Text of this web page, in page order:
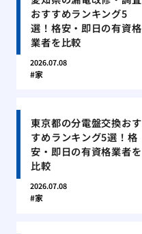
おすすめランキング5
選！格安・即日の有資格
業者を比較
2026.07.08
家
東京都の分電盤交換おす
すめランキング5選！格
安・即日の有資格業者を
比較
2026.07.08
家